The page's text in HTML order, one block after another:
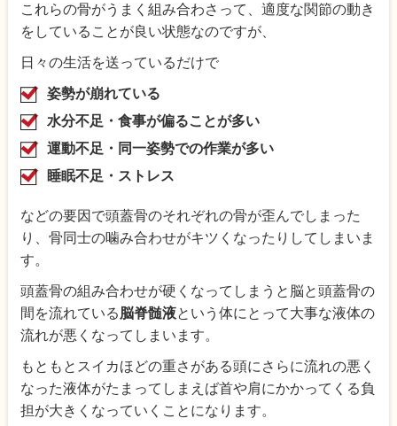
これらの骨がうまく組み合わさって、適度な関節の動き
をしていることが良い状態なのですが、
日々の生活を送っているだけで
姿勢が崩れている
水分不足・食事が偏ることが多い
運動不足・同一姿勢での作業が多い
睡眠不足・ ストレス
などの要因で頭蓋骨のそれぞれの骨が歪んでしまった
り、骨同士の噛み合わせがキツくなったりしてしまいま
す。
頭蓋骨の組み合わせが硬くなってしまうと脳と頭蓋骨の
間を流れている脳脊髄液という体にとって大事な液体の
流れが悪くなってしまいます。
もともとスイカほどの重さがある頭にさらに流れの悪く
なった液体がたまってしまえば首や肩にかかってくる負
担が大きくなっていくことになります。